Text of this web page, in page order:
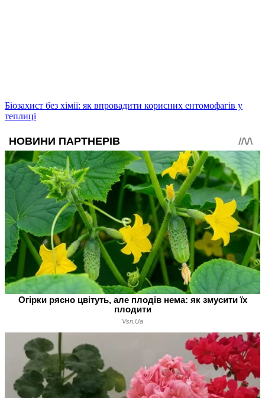
Біозахист без хімії: як впровадити корисних ентомофагів у
теплиці